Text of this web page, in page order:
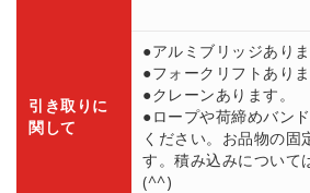
引き取りに
関して
●アルミブリッジありま
●フォークリフトありま
●クレーンあります。
●ロープや荷締めバン
ください。お品物の固
す。積み込みについて
(^^)